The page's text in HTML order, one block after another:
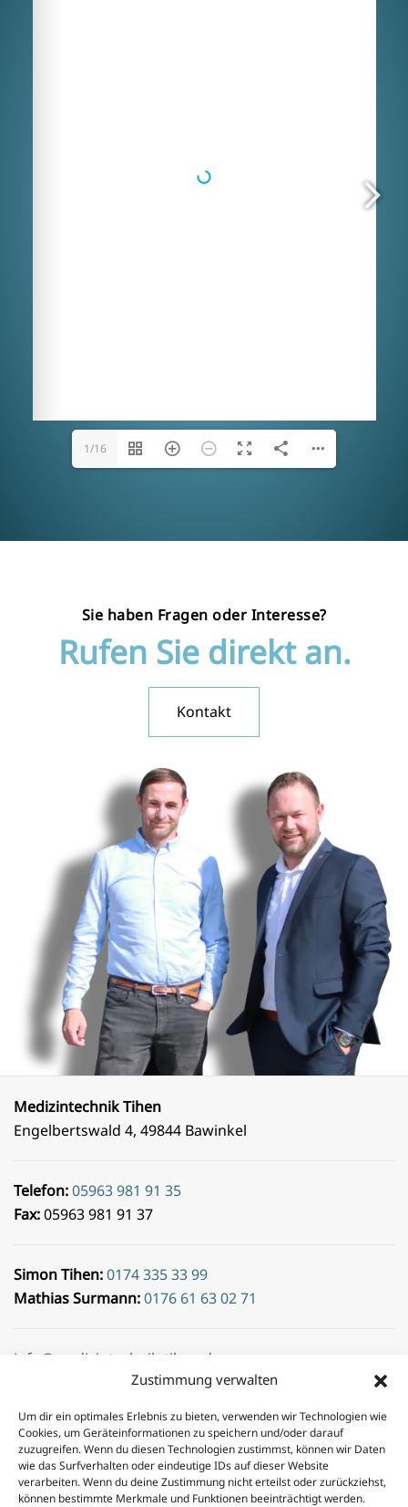
Zustimmung verwalten
Um dir ein optimales Erlebnis zu bieten, verwenden wir Technologien wie
Cookies, um Geräteinformationen zu speichern und/oder darauf
zuzugreifen. Wenn du diesen Technologien zustimmst, können wir Daten
wie das Surfverhalten oder eindeutige IDs auf dieser Website
verarbeiten. Wenn du deine Zustimmung nicht erteilst oder zurückziehst,
können bestimmte Merkmale und Funktionen beeinträchtigt werden.
1/16
Sie haben Fragen oder Interesse?
Rufen Sie direkt an.
Kontakt
Medizintechnik Tihen
Engelbertswald 4, 49844 Bawinkel
Telefon:05963 981 91 35
Fax:05963 981 91 37
Simon Tihen:0174 335 33 99
Mathias Surmann:0176 61 63 02 71
info@medizintechnik-tihen.de
Mo. – Fr.: 08:00 – 17:00 Uhr
Copyright 2024 © Medizintechnik Tihen – Ihr Profi aus
Norddeutschland |Impressum|Datenschutz